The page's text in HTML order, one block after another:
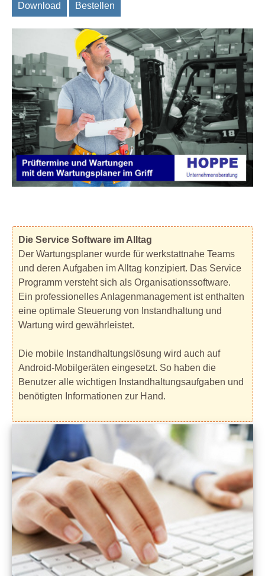
Download Bestellen
Die Service Software im Alltag
Der Wartungsplaner wurde für werkstattnahe Teams
und deren Aufgaben im Alltag konzipiert. Das Service
Programm versteht sich als Organisationssoftware.
Ein professionelles Anlagenmanagement ist enthalten
eine optimale Steuerung von Instandhaltung und
Wartung wird gewährleistet.
Die mobile Instandhaltungslösung wird auch auf
Android-Mobilgeräten eingesetzt. So haben die
Benutzer alle wichtigen Instandhaltungsaufgaben und
benötigten Informationen zur Hand.